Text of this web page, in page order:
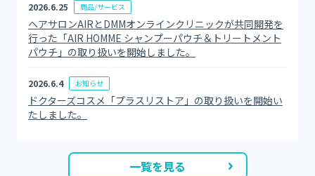
2026.6.25 商品/サービス
ヘアサロンAIRとDMMオンラインクリニックが共同開発を
行った「AIR HOMME シャンプーパウチ＆トリートメント
パウチ」の取り扱いを開始しました。
2026.6.4 お知らせ
ドクターズコスメ「プラスリストア」の取り扱いを開始い
たしました。
一覧を見る